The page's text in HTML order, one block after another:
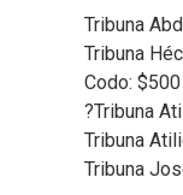
Tribuna
Tribuna
Codo:
?Tribuna
Tribuna
Tribuna